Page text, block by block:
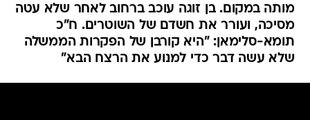
מותה במקום. בן זוגה עוכב ברחוב לאחר שלא עטה
מסיכה, ועורר את חשדם של השוטרים. ח"כ
תומא-סלימאן: "היא קורבן של הפקרות הממשלה
שלא עשה דבר כדי למנוע את הרצח הבא"